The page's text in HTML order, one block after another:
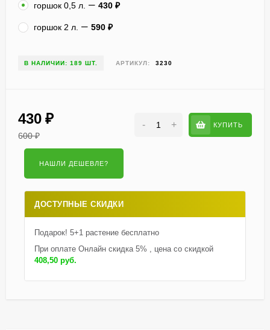
горшок 0,5 л. 430 ₽
горшок 2 л. 590 ₽
В НАЛИЧИИ: 189 ШТ. АРТИКУЛ: 3230
430 ₽
600 ₽
- + КУПИТЬ
ДОСТУПНЫЕ СКИДКИ
Подарок! 5+1 растение бесплатно
При оплате Онлайн скидка 5% , цена со скидкой
408,50 руб.